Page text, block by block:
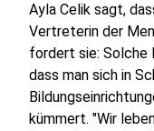
Ayla Celik sagt,
Vertreterin der
fordert sie: Solche
dass man sich in
kümmert. "Wir